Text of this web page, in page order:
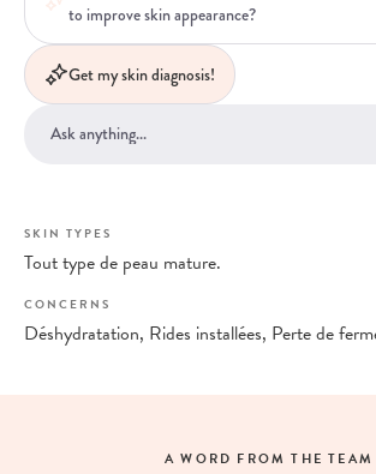
to improve skin appearance?
Get my skin diagnosis!
SKIN TYPES
Tout type de peau mature.
CONCERNS
Déshydratation, Rides installées, Perte de
A WORD FROM THE TEAM